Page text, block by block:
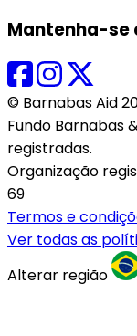
Mantenha-se
© Barnabas Aid
Fundo Barnabas
registradas.
Organização
69
Termos e
Ver todas as
Alterar região